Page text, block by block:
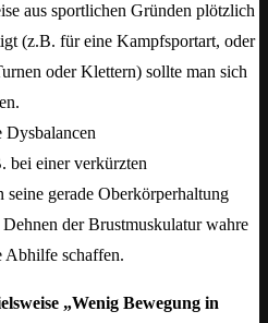
aus sportlichen Gründen plötzlich
(z.B. für eine Kampfsportart, oder
oder Klettern) sollte man sich
bei einer verkürzten
gerade Oberkörperhaltung
der Brustmuskulatur wahre
Abhilfe schaffen.
„Wenig Bewegung in